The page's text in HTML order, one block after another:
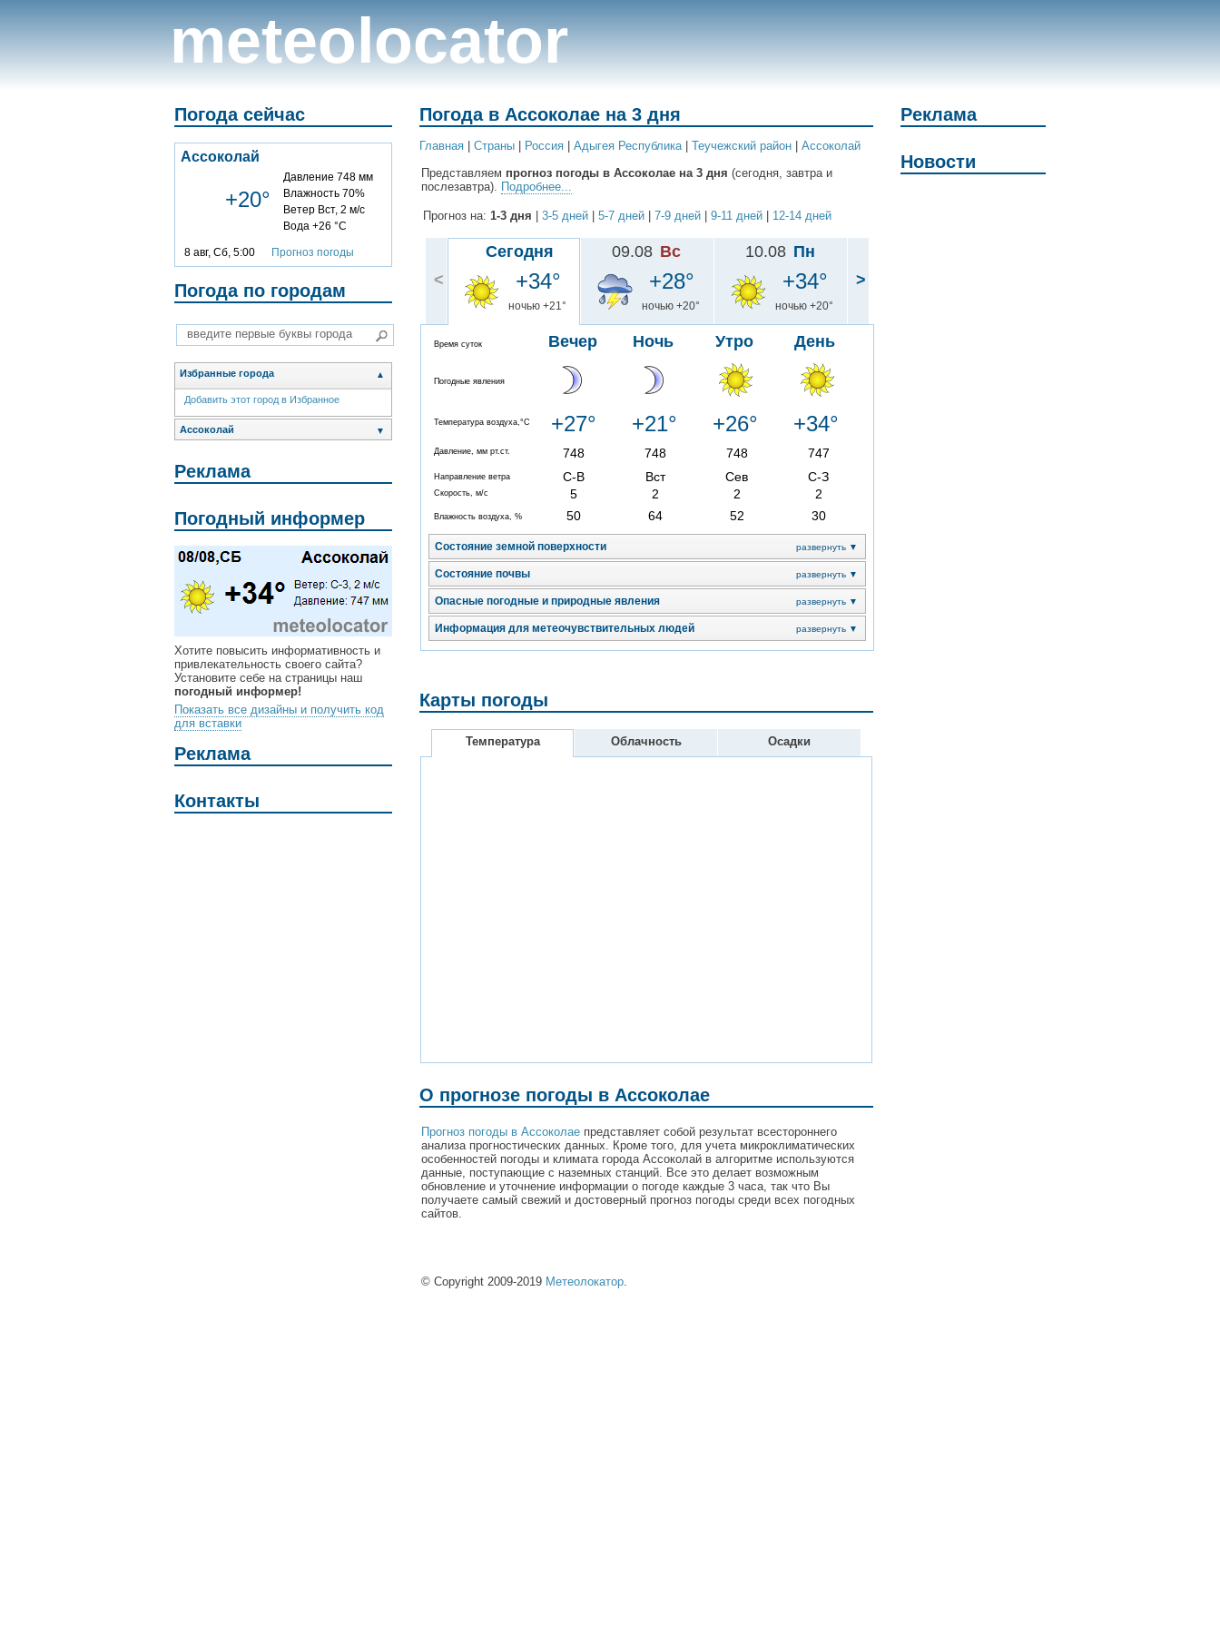
meteolocator
Погода сейчас
Ассоколай
+20°
Давление 748 мм
Влажность 70%
Ветер Вст, 2 м/с
Вода +26 °C
8 авг, Сб, 5:00 Прогноз погоды
Погода по городам
Избранные города ▲
Добавить этот город в Избранное
Ассоколай ▼
Реклама
Погодный информер
Хотите повысить информативность и
привлекательность своего сайта?
Установите себе на страницы наш
погодный информер!
Показать все дизайны и получить код
для вставки
Реклама
Контакты
Погода в Ассоколае на 3 дня
Главная Cтраны Россия Адыгея Республика| Теучежский район
Ассоколай
Представляем прогноз погоды в Ассоколае на 3 дня (сегодня, завтра и
послезавтра). Подробнее...
Прогноз на: 1-3 дня 3-5 дней 5-7 дней 7-9 дней 9-11 дней 12-14 дней
<
Сегодня
+34°
ночью +21°
Время суток Вечер Ночь Утро День
Погодные явления
Температура воздуха,°C +27° +21° +26° +34°
Давление, мм рт.ст. 748 748 748 747
Направление ветра С-В Вст Сев С-З
Скорость, м/с 5 2 2 2
Влажность воздуха, % 50 64 52 30
Состояние земной поверхности развернуть ▼
Состояние почвы развернуть ▼
Опасные погодные и природные явления развернуть ▼
Информация для метеочувствительных людей развернуть ▼
09.08 Вс
+28°
ночью +20°
10.08 Пн
+34°
ночью +20°
>
Карты погоды
Температура Облачность Осадки
О прогнозе погоды в Ассоколае
Прогноз погоды в Ассоколае представляет собой результат всестороннего
анализа прогностических данных. Кроме того, для учета микроклиматических
особенностей погоды и климата города Ассоколай в алгоритме используются
данные, поступающие с наземных станций. Все это делает возможным
обновление и уточнение информации о погоде каждые 3 часа, так что Вы
получаете самый свежий и достоверный прогноз погоды среди всех погодных
сайтов.
© Copyright 2009-2019 Метеолокатор
Реклама
Новости